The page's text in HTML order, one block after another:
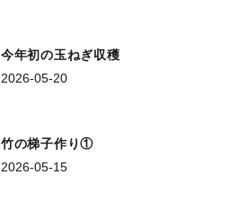
今年初の玉ねぎ収穫
2026-05-20
竹の梯子作り①
2026-05-15